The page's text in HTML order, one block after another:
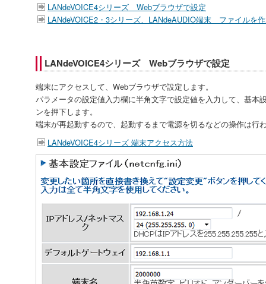
LANdeVOICE4シリーズ Webブラウザで設定
LANdeVOICE2・3シリーズ、LANdeAUDIO端末 ファイルを
LANdeVOICE4シリーズ Webブラウザで設定
端末にアクセスして、Webブラウザで設定します。
パラメータの設定値入力欄に半角文字で設定値を入力して、基本
ンを押下します。
端末が再起動するので、起動するまで電源を切るなどの操作は行
LANdeVOICE4シリーズ 端末アクセス方法